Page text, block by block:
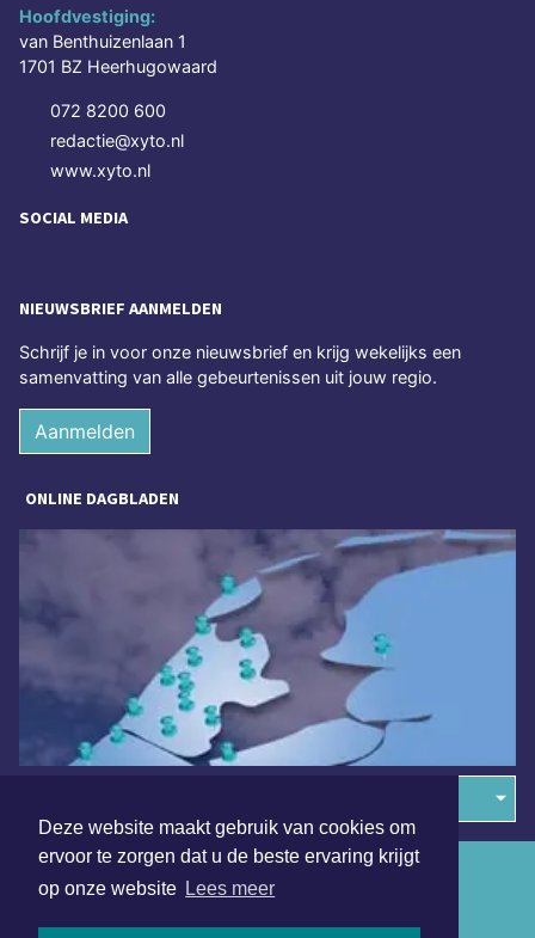
Deze website maakt gebruik van cookies om
ervoor te zorgen dat u de beste ervaring krijgt
op onze website Lees meer
Hoofdvestiging:
van Benthuizenlaan 1
1701 BZ Heerhugowaard
072 8200 600
redactie@xyto.nl
www.xyto.nl
SOCIAL MEDIA
NIEUWSBRIEF AANMELDEN
Schrijf je in voor onze nieuwsbrief en krijg wekelijks een
samenvatting van alle gebeurtenissen uit jouw regio.
Aanmelden
ONLINE DAGBLADEN
Algemene voorwaarden